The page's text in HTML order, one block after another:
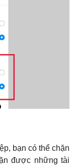
bạn có thể chặn
được những tài